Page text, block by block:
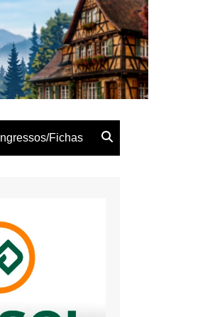
Ingressos/Fichas